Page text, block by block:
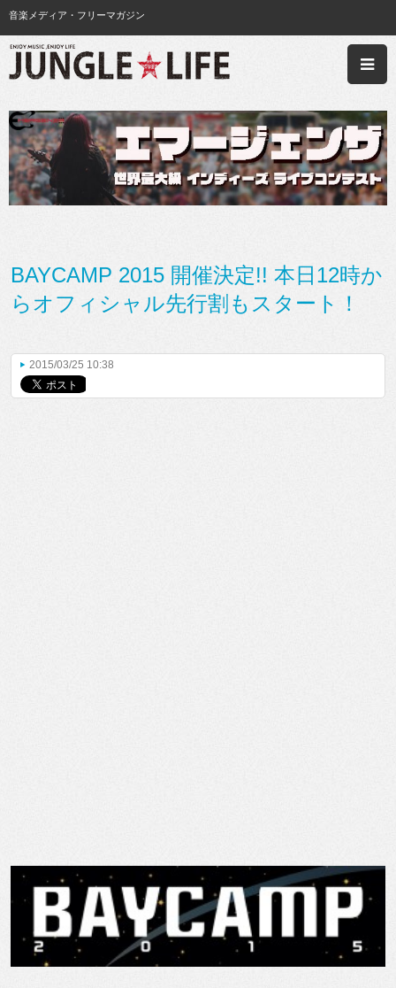
音楽メディア・フリーマガジン
BAYCAMP 2015 開催決定!! 本日12時か
らオフィシャル先行割もスタート！
2015/03/25 10:38